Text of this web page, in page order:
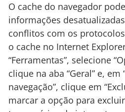
O cache do navegador
informações
conflitos com os protocolos
o cache no Internet
“Ferramentas”, selecione
clique na aba “Geral” e, em
navegação”, clique em
marcar a opção para